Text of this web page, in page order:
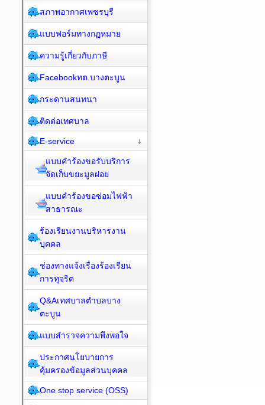
สภาพอากาศเพชรบุรี
แบบฟอร์มทางกฏหมาย
ความรู้เกี่ยวกับภาษี
Facebookทต.บางตะบูน
กระดานสนทนา
ติดต่อเทศบาล
E-service
แบบคำร้องขอรับบริการ
จัดเก็บขยะมูลฝอย
แบบคำร้องขอซ่อมไฟฟ้า
สาธารณะ
ร้องเรียนงานบริหารงาน
บุคคล
ช่องทางแจ้งเรื่องร้องเรียน
การทุจริต
Q&Aเทศบาลตำบลบาง
ตะบูน
แบบสำรวจความพึงพอใจ
ประกาศนโยบายการ
คุ้มครองข้อมูลส่วนบุคคล
One stop service (OSS)